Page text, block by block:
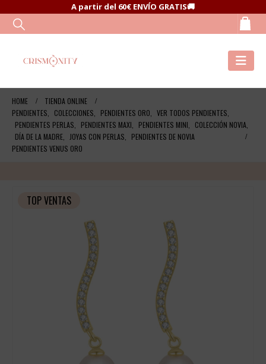
A partir del 60€ ENVÍO GRATIS🚚
HOME
TIENDA ONLINE
PENDIENTES
COLECCIONES PENDIENTES ORO VER TODOS PENDIENTES
PENDIENTES PERLAS
PENDIENTES MAXI PENDIENTES MINI COLECCIÓN NOVIA
DÍA DE LA MADRE
JOYAS CON PERLAS
PENDIENTES DE NOVIA
PENDIENTES VENUS ORO
TOP VENTAS